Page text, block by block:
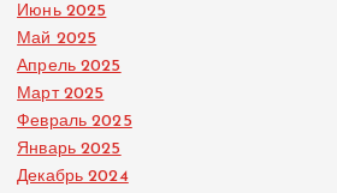
Июнь 2025
Май 2025
Апрель 2025
Март 2025
Февраль 2025
Январь 2025
Декабрь 2024